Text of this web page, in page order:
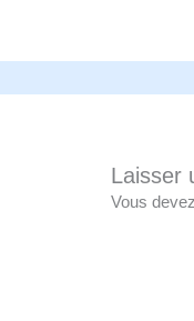
Laisser
Vous